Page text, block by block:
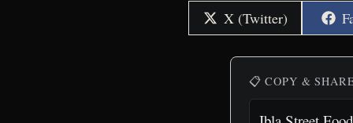
Share
on
X (Twitter)
📋 COPY &